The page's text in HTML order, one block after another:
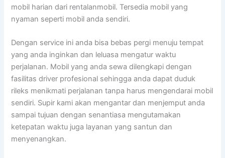
mobil harian dari rentalanmobil. Tersedia mobil yang
nyaman seperti mobil anda sendiri.
Dengan service ini anda bisa bebas pergi menuju tempat
yang anda inginkan dan leluasa mengatur waktu
perjalanan. Mobil yang anda sewa dilengkapi dengan
fasilitas driver profesional sehingga anda dapat duduk
rileks menikmati perjalanan tanpa harus mengendarai mobil
sendiri. Supir kami akan mengantar dan menjemput anda
sampai tujuan dengan senantiasa mengutamakan
ketepatan waktu juga layanan yang santun dan
menyenangkan.